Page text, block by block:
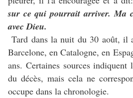
sur ce qui pourrait arriver. Ma
avec Dieu.
Tard dans la nuit du 30 août, il
Barcelone, en Catalogne, en
ans. Certaines sources indiquent
du décès, mais cela ne
occupe dans la chronologie.